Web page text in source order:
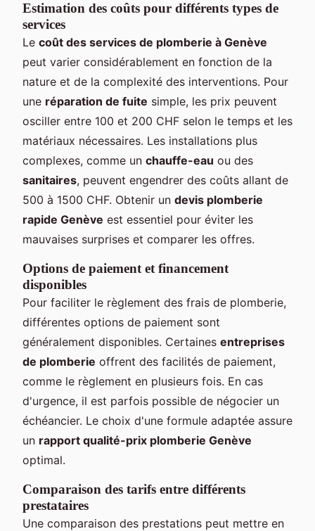
Estimation des coûts pour différents types de
services
Le coût des services de plomberie à Genève
peut varier considérablement en fonction de la
nature et de la complexité des interventions. Pour
une réparation de fuite simple, les prix peuvent
osciller entre 100 et 200 CHF selon le temps et les
matériaux nécessaires. Les installations plus
complexes, comme un chauffe-eau ou des
sanitaires, peuvent engendrer des coûts allant de
500 à 1500 CHF. Obtenir un devis plomberie
rapide Genève est essentiel pour éviter les
mauvaises surprises et comparer les offres.
Options de paiement et financement
disponibles
Pour faciliter le règlement des frais de plomberie,
différentes options de paiement sont
généralement disponibles. Certaines entreprises
de plomberie offrent des facilités de paiement,
comme le règlement en plusieurs fois. En cas
d'urgence, il est parfois possible de négocier un
échéancier. Le choix d'une formule adaptée assure
un rapport qualité-prix plomberie Genève
optimal.
Comparaison des tarifs entre différents
prestataires
Une comparaison des prestations peut mettre en